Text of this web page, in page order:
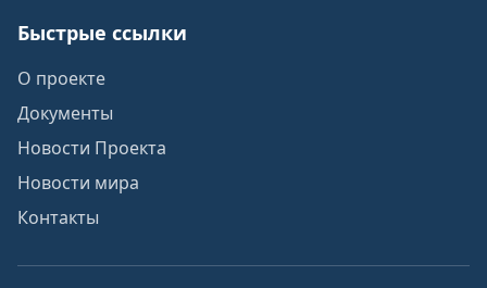
Быстрые ссылки
О проекте
Документы
Новости Проекта
Новости мира
Контакты